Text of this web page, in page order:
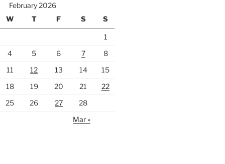
February 2026
W T F S S
1
4 5 6 7
8
11 12 13 14
15
18 19 20 21
22
25 26 27
28
Mar »